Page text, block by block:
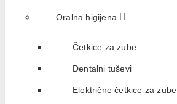
Oralna higijena
Četkice za zube
Dentalni tuševi
Električne četkice za zube